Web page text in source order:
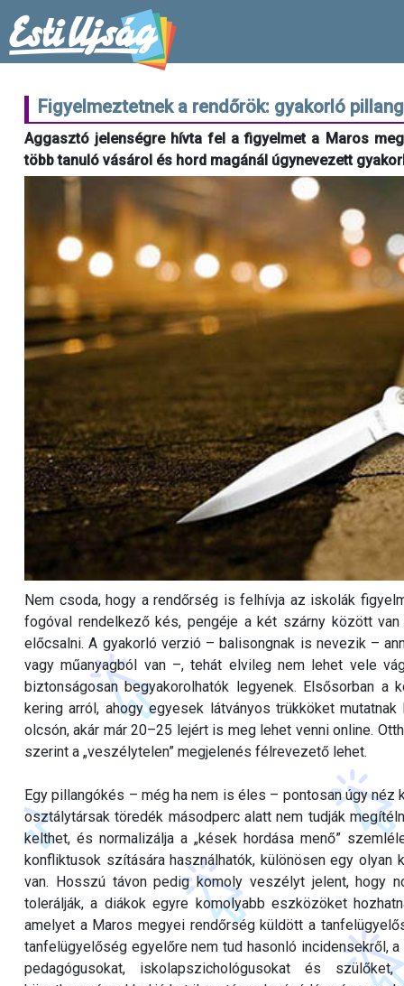
Figyelmeztetnek a rendőrök: gyakorló
Aggasztó jelenségre hívta fel a figyelmet a Maros
több tanuló vásárol és hord magánál úgynevezett
Nem csoda, hogy a rendőrség is felhívja az iskolák
fogóval rendelkező kés, pengéje a két szárny között
előcsalni. A gyakorló verzió – balisongnak is nevezik –
vagy műanyagból van –, tehát elvileg nem lehet vele
biztonságosan begyakorolhatók legyenek. Elsősorban
kering arról, ahogy egyesek látványos trükköket
olcsón, akár már 20–25 lejért is meg lehet venni online.
szerint a „veszélytelen” megjelenés félrevezető lehet.
Egy pillangókés – még ha nem is éles – pontosan úgy
osztálytársak töredék másodperc alatt nem tudják
kelthet, és normalizálja a „kések hordása menő”
konfliktusok szítására használhatók, különösen egy
van. Hosszú távon pedig komoly veszélyt jelent, hogy
tolerálják, a diákok egyre komolyabb eszközöket
amelyet a Maros megyei rendőrség küldött a
tanfelügyelőség egyelőre nem tud hasonló incidensekről,
pedagógusokat, iskolapszichológusokat és